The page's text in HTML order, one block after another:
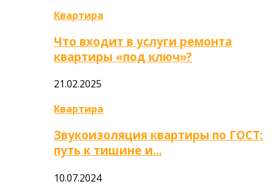
Квартира
Что входит в услуги ремонта
квартиры «под ключ»?
21.02.2025
Квартира
Звукоизоляция квартиры по ГОСТ:
путь к тишине и…
10.07.2024